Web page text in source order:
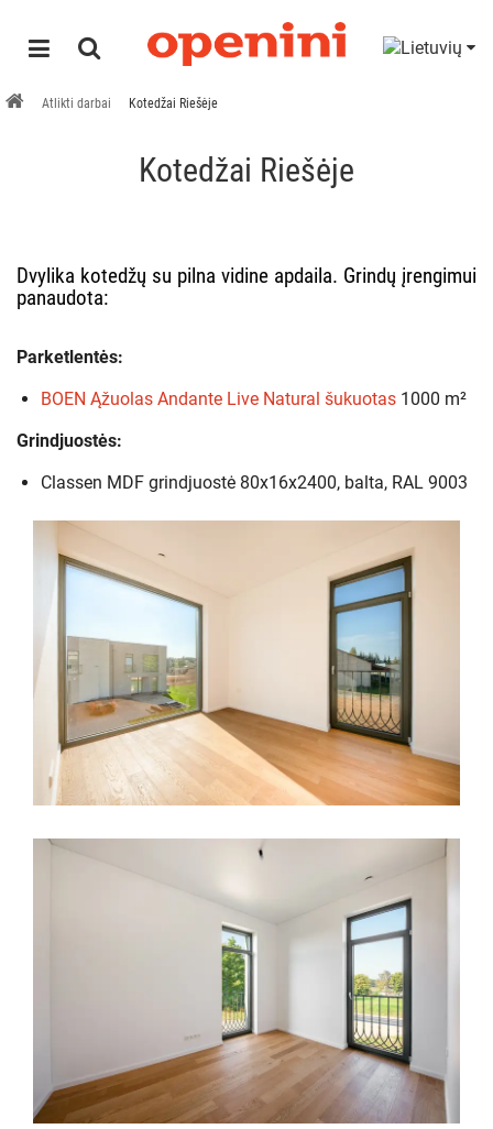
Atlikti darbai Kotedžai Riešėje
Kotedžai Riešėje
Dvylika kotedžų su pilna vidine apdaila. Grindų įrengimui
panaudota:
Parketlentės:
BOEN Ąžuolas Andante Live Natural šukuotas 1000 m²
Grindjuostės:
Classen MDF grindjuostė 80x16x2400, balta, RAL 9003